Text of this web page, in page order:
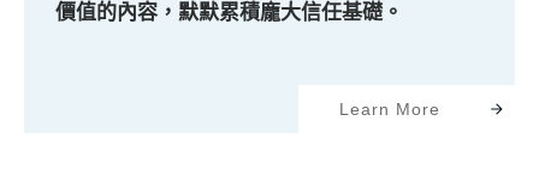
價值的內容，默默累積龐大信任基礎。
Learn More